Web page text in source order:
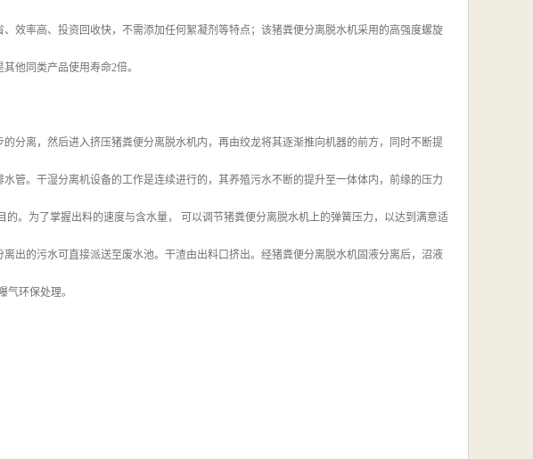
效率高、投资回收快，不需添加任何絮凝剂等特点；该猪粪便分离脱水机采用的高强度螺旋
他同类产品使用寿命2倍。
分离，然后进入挤压猪粪便分离脱水机内，再由绞龙将其逐渐推向机器的前方，同时不断提
管。干湿分离机设备的工作是连续进行的，其养殖污水不断的提升至一体体内，前缘的压力
。为了掌握出料的速度与含水量， 可以调节猪粪便分离脱水机上的弹簧压力，以达到满意适
出的污水可直接派送至废水池。干渣由出料口挤出。经猪粪便分离脱水机固液分离后，沼液
环保处理。